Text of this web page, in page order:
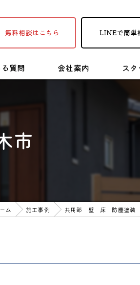
無料相談はこちら LINEで簡単
質問 会社案内 ス
塗装・リフ
市
ム 施工事例 共用部 壁 床 防塵塗装